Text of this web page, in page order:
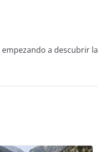
a descubrir la